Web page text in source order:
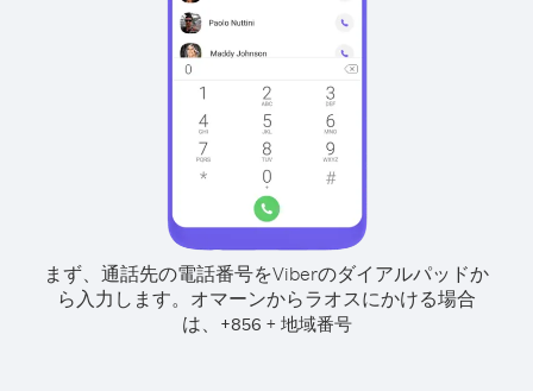
まず、通話先の電話番号をViberのダイアルパッドか
ら入力します。 オマーンからラオスにかける場合
は、
+856 + 地域番号